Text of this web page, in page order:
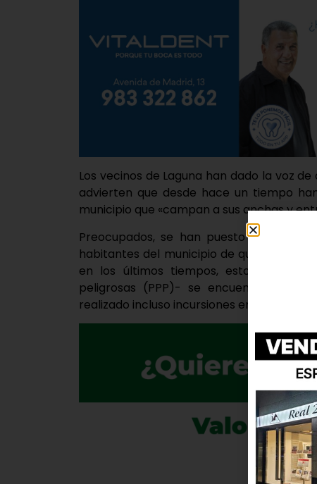
Los vecinos de Laguna han dado la voz
advierten que desde hace un tiempo
municipio que «campan a sus anchas y
Preocupados, se han puesto en
habitantes del municipio de que «tengan
en los últimos tiempos, estos canes -
peligrosas (PPP)- se encuentran
realizado incluso incursiones en los